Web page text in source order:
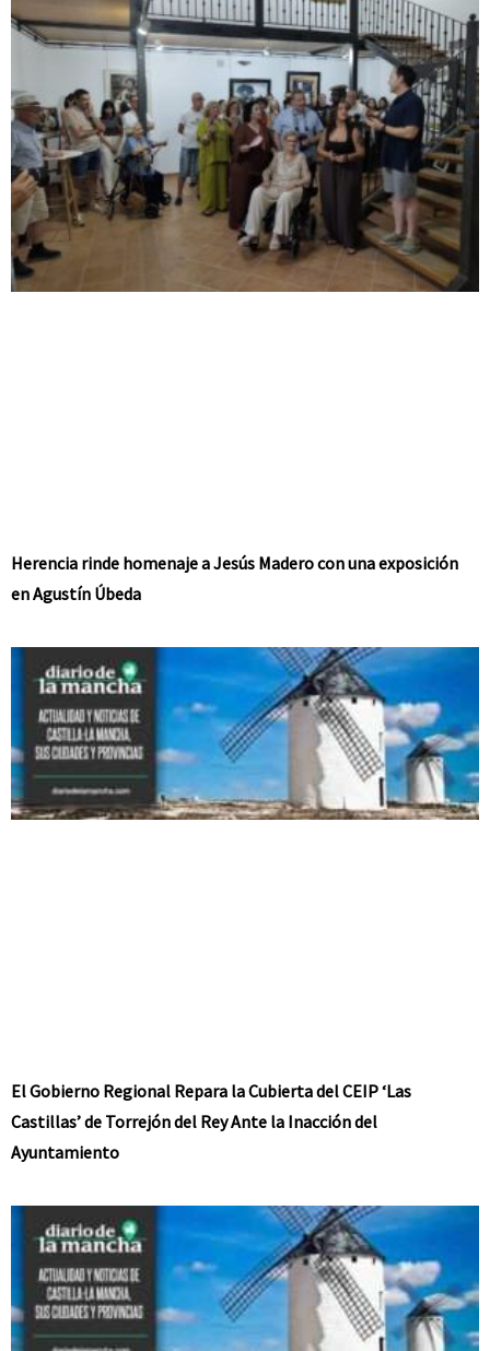
Herencia rinde homenaje a Jesús Madero con una exposición
en Agustín Úbeda
El Gobierno Regional Repara la Cubierta del CEIP ‘Las
Castillas’ de Torrejón del Rey Ante la Inacción del
Ayuntamiento